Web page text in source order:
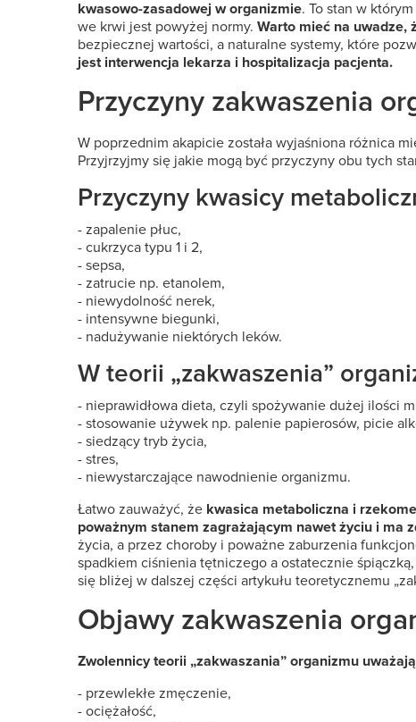
kwasowo-zasadowej w organizmie. To stan w
we krwi jest powyżej normy. Warto mieć na uwadze,
bezpiecznej wartości, a naturalne systemy, które
jest interwencja lekarza i hospitalizacja pacjenta.
Przyczyny zakwaszenia
W poprzednim akapicie została wyjaśniona różnica
Przyjrzyjmy się jakie mogą być przyczyny obu tych
Przyczyny kwasicy
- zapalenie płuc,
- cukrzyca typu 1 i 2,
- sepsa,
- zatrucie np. etanolem,
- niewydolność nerek,
- intensywne biegunki,
- nadużywanie niektórych leków.
W teorii „zakwaszenia”
- nieprawidłowa dieta, czyli spożywanie dużej ilości
- stosowanie używek np. palenie papierosów, picie
- siedzący tryb życia,
- stres,
- niewystarczające nawodnienie organizmu.
Łatwo zauważyć, że kwasica metaboliczna i
poważnym stanem zagrażającym nawet życiu i ma
życia, a przez choroby i poważne zaburzenia
spadkiem ciśnienia tętniczego a ostatecznie
się bliżej w dalszej części artykułu teoretycznemu
Objawy zakwaszenia
Zwolennicy teorii „zakwaszania” organizmu
- przewlekłe zmęczenie,
- ociężałość,